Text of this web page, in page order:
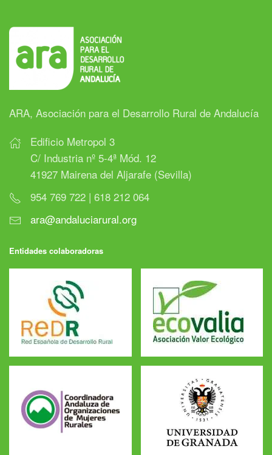
ARA, Asociación para el Desarrollo Rural de Andalucía
Edificio Metropol 3
C/ Industria nº 5-4ª Mód. 12
41927 Mairena del Aljarafe (Sevilla)
954 769 722 | 618 212 064
ara@andaluciarural.org
Entidades colaboradoras